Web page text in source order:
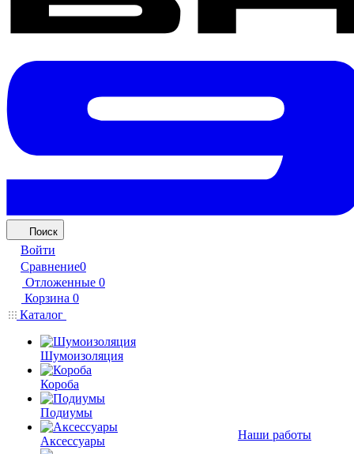
Поиск
Войти
Сравнение0
Отложенные 0
Корзина 0
Каталог
Шумоизоляция
Короба
Подиумы
Аксессуары
Наши работы